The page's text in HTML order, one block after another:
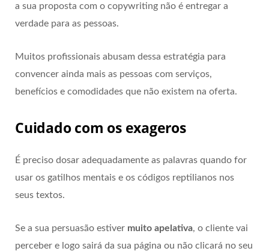
a sua proposta com o copywriting não é entregar a
verdade para as pessoas.
Muitos profissionais abusam dessa estratégia para
convencer ainda mais as pessoas com serviços,
benefícios e comodidades que não existem na oferta.
Cuidado com os exageros
É preciso dosar adequadamente as palavras quando for
usar os gatilhos mentais e os códigos reptilianos nos
seus textos.
Se a sua persuasão estiver muito apelativa, o cliente vai
perceber e logo sairá da sua página ou não clicará no seu